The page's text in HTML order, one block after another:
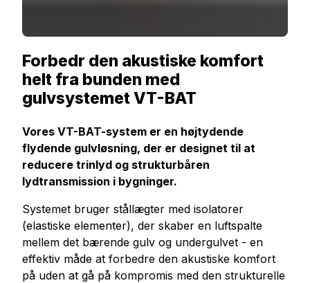
Forbedr den akustiske komfort
helt fra bunden med
gulvsystemet VT-BAT
Vores VT-BAT-system er en højtydende
flydende gulvløsning, der er designet til at
reducere trinlyd og strukturbåren
lydtransmission i bygninger.
Systemet bruger stållægter med isolatorer
(elastiske elementer), der skaber en luftspalte
mellem det bærende gulv og undergulvet - en
effektiv måde at forbedre den akustiske komfort
på uden at gå på kompromis med den strukturelle